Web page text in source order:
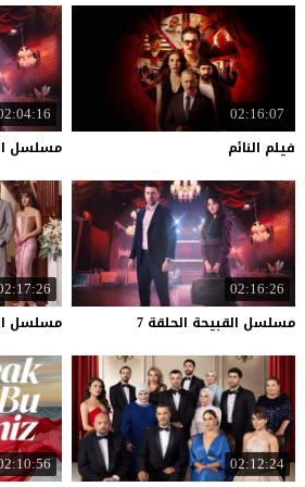
02:16:07
فيلم النائم مسلسل
02:16:26
مسلسل القبيحة الحلقة 7 مسلسل
02:12:24